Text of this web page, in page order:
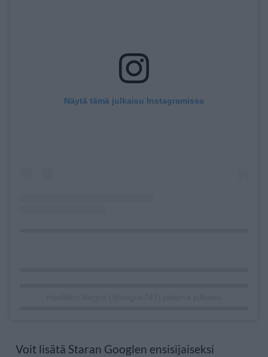
Näytä tämä julkaisu Instagramissa
Voit lisätä Staran Googlen ensisijaiseksi